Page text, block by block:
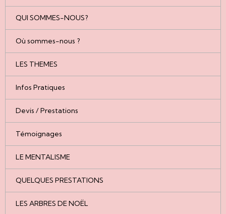
QUI SOMMES-NOUS?
Où sommes-nous ?
LES THEMES
Infos Pratiques
Devis / Prestations
Témoignages
LE MENTALISME
QUELQUES PRESTATIONS
LES ARBRES DE NOËL